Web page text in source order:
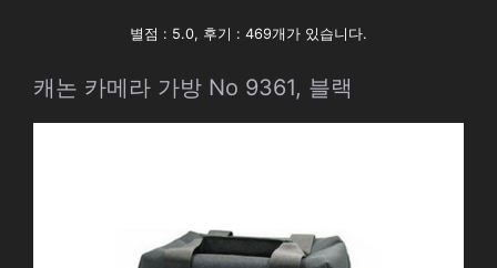
별점 : 5.0, 후기 : 469개가 있습니다.
캐논 카메라 가방 No 9361, 블랙